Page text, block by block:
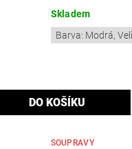
Skladem
SOUPRAVY